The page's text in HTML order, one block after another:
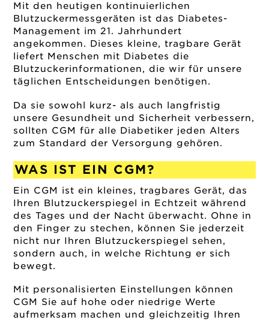
Mit den heutigen kontinuierlichen
Blutzuckermessgeräten ist das Diabetes-
Management im 21. Jahrhundert
angekommen. Dieses kleine, tragbare Gerät
liefert Menschen mit Diabetes die
Blutzuckerinformationen, die wir für unsere
täglichen Entscheidungen benötigen.
Da sie sowohl kurz- als auch langfristig
unsere Gesundheit und Sicherheit verbessern,
sollten CGM für alle Diabetiker jeden Alters
zum Standard der Versorgung gehören.
WAS IST EIN CGM?
Ein CGM ist ein kleines, tragbares Gerät, das
Ihren Blutzuckerspiegel in Echtzeit während
des Tages und der Nacht überwacht. Ohne in
den Finger zu stechen, können Sie jederzeit
nicht nur Ihren Blutzuckerspiegel sehen,
sondern auch, in welche Richtung er sich
bewegt.
Mit personalisierten Einstellungen können
CGM Sie auf hohe oder niedrige Werte
aufmerksam machen und gleichzeitig Ihren